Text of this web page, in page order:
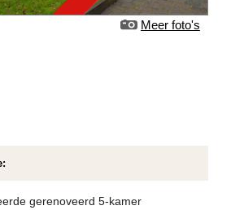
Meer foto's
gerenoveerd 5-kamer